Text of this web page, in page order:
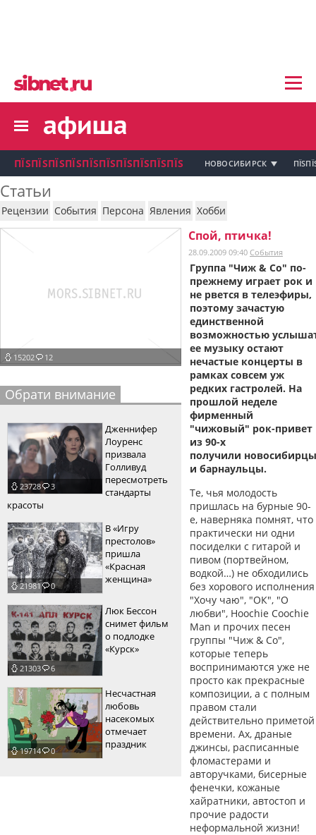
пїЅпїЅпїЅпїЅпїЅпїЅпїЅпїЅ
пїЅпїЅпїЅпїЅпїЅпїЅпїЅ
пїЅпїЅпїЅ пїЅпїЅпїЅпїЅпїЅпїЅпїЅ пїЅпїЅ
пїЅпїЅпїЅ пїЅпїЅпїЅпїЅпїЅпїЅпїЅ
пїЅпїЅпїЅ пїЅпїЅпїЅпїЅпїЅпїЅпїЅ
пїЅпїЅпїЅпїЅпїЅпїЅпїЅпїЅпїЅпїЅпїЅ
пїЅпїЅпїЅ
пїЅпїЅпїЅпїЅпїЅпїЅпїЅпїЅпїЅ
пїЅпїЅпїЅ пїЅпїЅпїЅпїЅпїЅ
пїЅпїЅпїЅ пїЅпїЅпїЅпїЅпїЅпїЅ
пїЅпїЅпїЅпїЅпїЅ
пїЅпїЅпїЅпїЅпїЅпїЅпїЅпїЅпїЅпїЅ
пїЅпїЅпїЅ пїЅпїЅпїЅпїЅпїЅпїЅпїЅ
пїЅпїЅпїЅ пїЅпїЅпїЅпїЅпїЅпїЅпїЅ
пїЅпїЅпїЅ
пїЅпїЅпїЅ
пїЅпїЅпїЅпїЅпїЅпїЅпїЅпїЅпїЅ
пїЅпїЅпїЅ пїЅпїЅпїЅпїЅпїЅ
пїЅпїЅпїЅ пїЅпїЅпїЅпїЅпїЅпїЅ
пїЅпїЅпїЅпїЅпїЅ
пїЅпїЅпїЅпїЅпїЅпїЅпїЅпїЅпїЅпїЅ
ПЇЅПЇЅПЇЅПЇЅПЇЅПЇЅПЇЅПЇЅПЇЅПЇЅ НОВОСИБИРСК
Статьи
Рецензии События Персона Явления Хобби
15202 12
Обрати внимание
23728 3
Дженнифер
Лоуренс
призвала
Голливуд
пересмотреть
стандарты
красоты
21981 0
В «Игру
престолов»
пришла
«Красная
женщина»
21303 6
Люк Бессон
снимет фильм
о подлодке
«Курск»
19714 0
Несчастная
любовь
насекомых
отмечает
праздник
Спой, птичка!
28.09.2009 09:40 События
Группа "Чиж & Со" по-
прежнему играет рок и
не рвется в телеэфиры,
поэтому зачастую
единственной
возможностью
ее музыку остают
нечастые концерты в
рамках совсем уж
редких гастролей. На
прошлой неделе
фирменный
"чижовый" рок-привет
из 90-х
получили новосибирцы
и барнаульцы.
Те, чья молодость
пришлась на бурные 90-
е, наверняка помнят, что
практически ни одни
посиделки с гитарой и
пивом (портвейном,
водкой…) не обходились
без хорового исполнения
"Хочу чаю", "ОК", "О
любви", Hoochie Coochie
Man и прочих песен
группы "Чиж & Со",
которые теперь
воспринимаются уже не
просто как прекрасные
композиции, а с полным
правом стали
действительно приметой
времени. Ах, драные
джинсы, расписанные
фломастерами и
авторучками, бисерные
фенечки, кожаные
хайратники, автостоп и
прочие радости
неформальной жизни!